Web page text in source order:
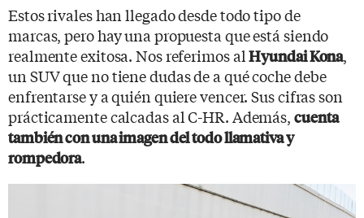
Estos rivales han llegado desde todo tipo de
marcas, pero hay una propuesta que está siendo
realmente exitosa. Nos referimos alHyundai Kona,
un SUV que no tiene dudas de a qué coche debe
enfrentarse y a quién quiere vencer. Sus cifras son
prácticamente calcadas al C-HR. Además, cuenta
también con una imagen del todo llamativa y
rompedora.